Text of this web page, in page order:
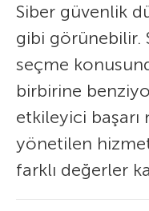
Siber güvenlik
gibi görünebilir.
seçme
birbirine
etkileyici başarı
yönetilen hizmet
farklı değerler